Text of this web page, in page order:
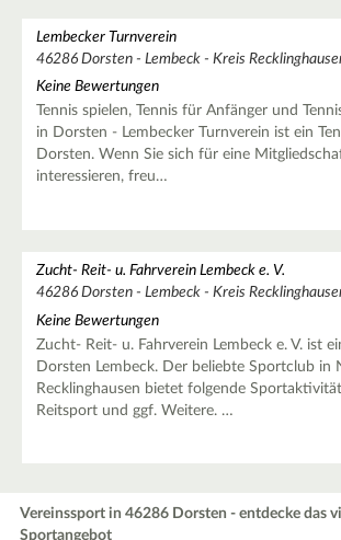
Lembecker Turnverein
46286 Dorsten - Lembeck - Kreis
Keine Bewertungen
Tennis spielen, Tennis für Anfänger und
in Dorsten - Lembecker Turnverein ist ein
Dorsten. Wenn Sie sich für eine
interessieren, freu…
Zucht- Reit- u. Fahrverein Lembeck e. V.
46286 Dorsten - Lembeck - Kreis
Keine Bewertungen
Zucht- Reit- u. Fahrverein Lembeck e. V. ist
Dorsten Lembeck. Der beliebte Sportclub in
Recklinghausen bietet folgende
Reitsport und ggf. Weitere. …
Vereinssport in 46286 Dorsten - entdecke das
Sportangebot